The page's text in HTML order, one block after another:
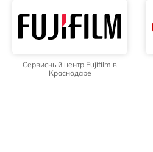
Сервисный центр Fujifilm в
Краснодаре